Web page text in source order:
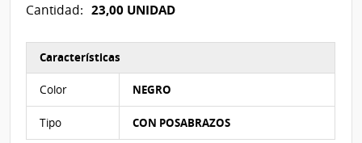
Cantidad: 23,00 UNIDAD
Características
Color NEGRO
Tipo CON POSABRAZOS